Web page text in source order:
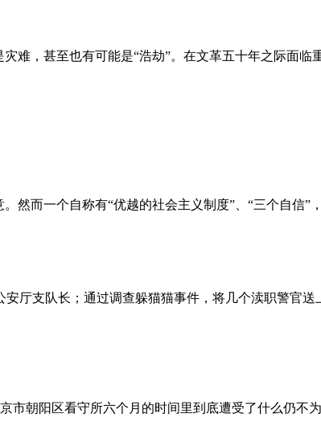
难，甚至也有可能是“浩劫”。在文革五十年之际面临
而一个自称有“优越的社会主义制度”、“三个自信”
厅支队长；通过调查躲猫猫事件，将几个渎职警官
朝阳区看守所六个月的时间里到底遭受了什么仍不